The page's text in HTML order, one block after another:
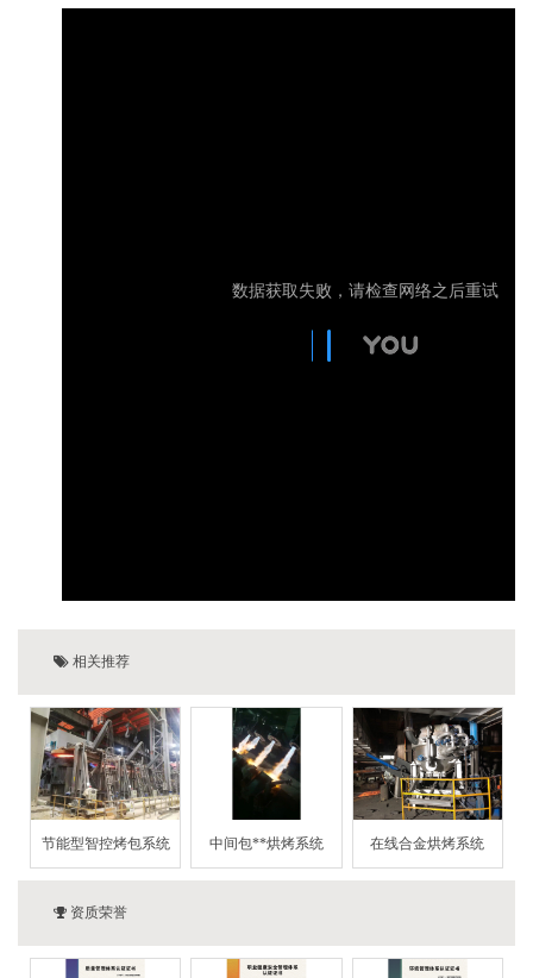
相关推荐
节能型智控烤包系统 中间包**烘烤系统 在线合金烘烤系统
资质荣誉